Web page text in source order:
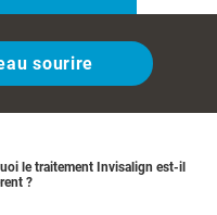
sourire
le traitement Invisalign est-il
?